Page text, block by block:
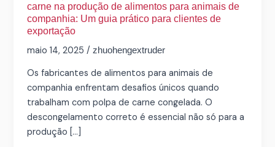
carne na produção de alimentos para animais de
companhia: Um guia prático para clientes de
exportação
maio 14, 2025/zhuohengextruder
Os fabricantes de alimentos para animais de
companhia enfrentam desafios únicos quando
trabalham com polpa de carne congelada. O
descongelamento correto é essencial não só para a
produção [...]
de
companhia:
Um
guia
prático
clientes
de
exportação